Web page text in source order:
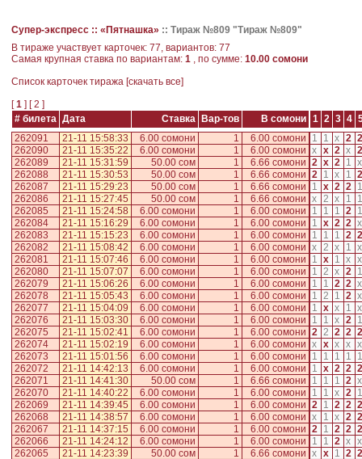
Супер-экспресс :: «Пятнашка» :: Тираж №809 "Тираж №809"
В тираже участвует карточек: 77, вариантов: 77
Самая крупная ставка по вариантам: 1 , по сумме: 10.00 сомони
Cписок карточек тиража [скачать все]
[1 ] [2 ]
# билета Дата Ставка Вар-тов В сомони 1 2 3 4
262091
21-11 15:58:33 6.00 сомони 1 6.00 сомони 1 1 x 2 2
262090
21-11 15:35:22 6.00 сомони 1 6.00 сомони x x 2 x 2
262089
21-11 15:31:59 50.00 сом 1 6.66 сомони 2 x 2 1 x
262088
21-11 15:30:53 50.00 сом 1 6.66 сомони 2 1 x 1 2
262087
21-11 15:29:23 50.00 сом 1 6.66 сомони 1 x 2 2
1
262086
21-11 15:27:45 50.00 сом 1 6.66 сомони x 2 x 1
1
262085
21-11 15:24:58 6.00 сомони 1 6.00 сомони 1 1 1 2
1
262084
21-11 15:16:29 6.00 сомони 1 6.00 сомони 1 x 2 2 x
262083
21-11 15:15:23 6.00 сомони 1 6.00 сомони 1 1 1 2 2
262082
21-11 15:08:42 6.00 сомони 1 6.00 сомони x 2 x 1 x
262081
21-11 15:07:46 6.00 сомони 1 6.00 сомони 1 x 1 x x
262080
21-11 15:07:07 6.00 сомони 1 6.00 сомони 1 2 x 2
1
262079
21-11 15:06:26 6.00 сомони 1 6.00 сомони 1 1 2 2 x
262078
21-11 15:05:43 6.00 сомони 1 6.00 сомони 1 2 1 2 x
262077
21-11 15:04:09 6.00 сомони 1 6.00 сомони 1 x x 1 x
262076
21-11 15:03:30 6.00 сомони 1 6.00 сомони 1 1 x 2
1
262075
21-11 15:02:41 6.00 сомони 1 6.00 сомони 2 2 2 2 2
262074
21-11 15:02:19 6.00 сомони 1 6.00 сомони x x x x x
262073
21-11 15:01:56 6.00 сомони 1 6.00 сомони 1 1 1 1
1
262072
21-11 14:42:13 6.00 сомони 1 6.00 сомони 1 x 2 2 2
262071
21-11 14:41:30 50.00 сом 1 6.66 сомони 1 1 1 2 x
262070
21-11 14:40:22 6.00 сомони 1 6.00 сомони 1 1 x 2
1
262069
21-11 14:39:45 6.00 сомони 1 6.00 сомони 2 1 2 2 2
262068
21-11 14:38:57 6.00 сомони 1 6.00 сомони x 1 x 2 2
262067
21-11 14:37:15 6.00 сомони 1 6.00 сомони 2 1 2 2 2
262066
21-11 14:24:12 6.00 сомони 1 6.00 сомони 1 1 2 x x
262065
21-11 14:23:39 50.00 сом 1 6.66 сомони x x 1 2 2